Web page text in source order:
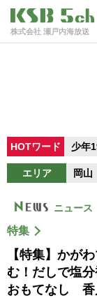
株式会社 瀬戸内海放送
HOTワード 少年
エリア 岡山
ニュース
特集
【特集】かが
む！だしで塩
おもてなし 香